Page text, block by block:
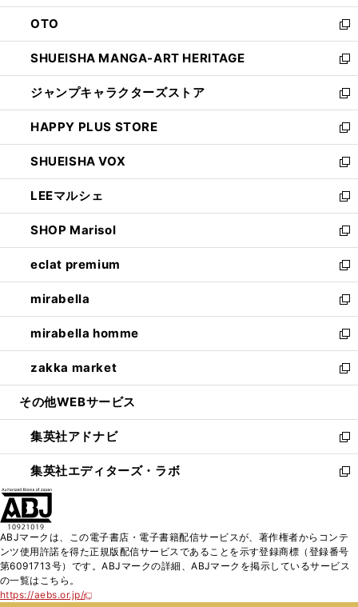
ウ
で
開
く
ン
ド
ウ
で
開
く
OTO
新
し
い
ウ
ィ
ン
ド
ウ
で
開
く
SHUEISHA MANGA-ART HERITAGE
新
し
い
ウ
ィ
ン
ド
ウ
で
開
く
ジャンプキャラクターズストア
新
し
い
ウ
ィ
ン
ド
ウ
で
開
く
HAPPY PLUS STORE
新
し
い
ウ
ィ
ン
ド
ウ
で
開
く
SHUEISHA VOX
新
し
い
ウ
ィ
ン
ド
ウ
で
開
く
LEEマルシェ
新
し
い
ウ
ィ
ン
ド
ウ
で
開
く
SHOP Marisol
新
し
い
ウ
ィ
ン
ド
ウ
で
開
eclat premium
新
し
い
ウ
ィ
ン
ド
ウ
開
く
mirabella
新
し
い
ウ
ィ
ン
ウ
で
開
く
mirabella homme
新
し
い
ウ
ン
ド
ウ
で
zakka market
新
し
ウ
ィ
ン
ド
く
その他WEBサービス
集英社アドナビ
新
し
い
ド
ウ
で
集英社エディターズ・ラボ
新
ィ
ン
ABJマークは、この電子書店・電子書籍配信サービスが、著作権者からコンテ
ンツ使用許諾を得た正規版配信サービスであることを示す登録商標（登録番号
第6091713号）です。ABJマークの詳細、ABJマークを掲示しているサービス
の一覧はこちら。
https://aebs.or.jp/
新